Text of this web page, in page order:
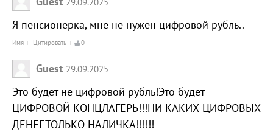
Я пенсионерка, мне не нужен цифровой рубль..
Имя Цитировать 0
Guest 29.09.2025
Это будет не цифровой рубль!Это будет-
ЦИФРОВОЙ КОНЦЛАГЕРЬ!!!НИ КАКИХ ЦИФРОВЫХ
ДЕНЕГ-ТОЛЬКО НАЛИЧКА!!!!!!